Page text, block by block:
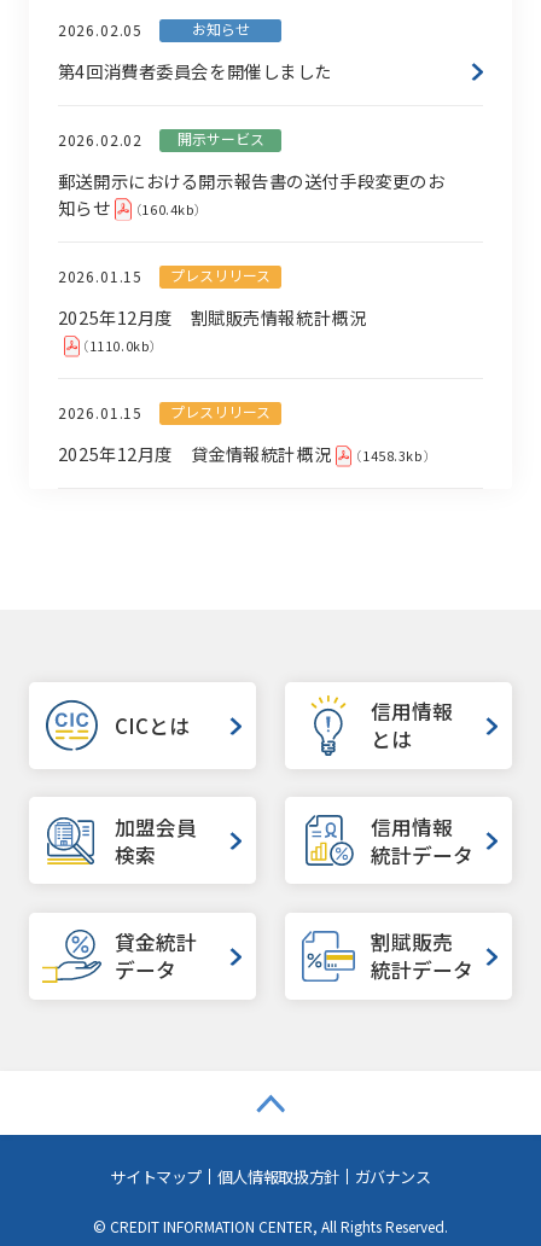
2026.02.05 お知らせ
第4回消費者委員会を開催しました
2026.02.02 開示サービス
郵送開示における開示報告書の送付手段変更のお
知らせ
（160.4kb）
2026.01.15 プレスリリース
2025年12月度 割賦販売情報統計概況
（1110.0kb）
2026.01.15 プレスリリース
2025年12月度 貸金情報統計概況 （1458.3kb）
CICとは
信用情報
とは
加盟会員
検索
信用情報
統計データ
貸金統計
データ
割賦販売
統計データ
サイトマップ 個人情報取扱方針 ガバナンス
© CREDIT INFORMATION CENTER, All Rights Reserved.